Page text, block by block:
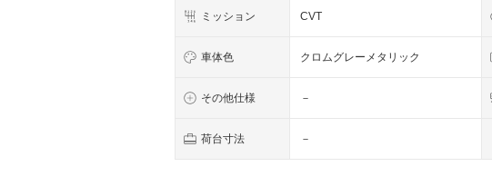
ミッション CVT
車体色 クロムグレーメタリック
その他仕様 －
荷台寸法 －